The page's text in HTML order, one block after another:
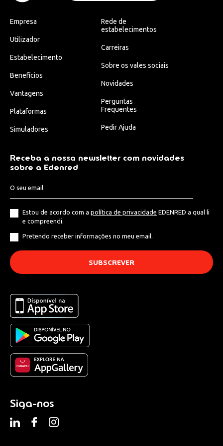
Empresa
Utilizador
Estabelecimento
Benefícios
Vantagens
Plataformas
Simuladores
Rede de
estabelecimentos
Carreiras
Sobre os vales sociais
Novidades
Perguntas
Frequentes
Pedir Ajuda
Receba a nossa newsletter com novidades
sobre a Edenred
Estou de acordo com a política de privacidade EDENRED a qual li
e compreendi.
Pretendo receber informações no meu email.
Siga-nos